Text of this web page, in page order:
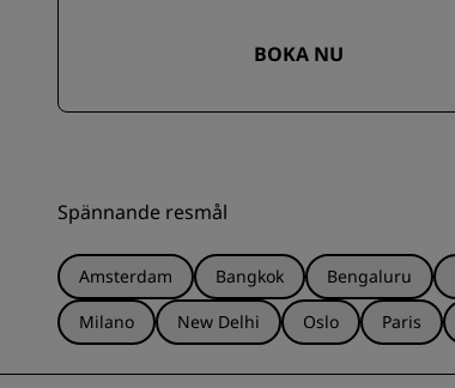
BOKA NU
Spännande resmål
Amsterdam Bangkok Bengaluru
Milano
New Delhi Oslo Paris